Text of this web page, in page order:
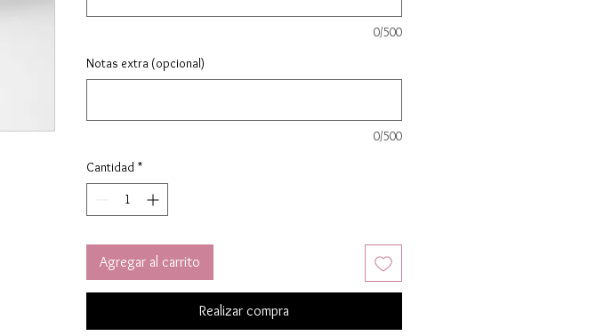
0/500
Notas extra (opcional)
0/500
Cantidad *
Agregar al carrito
Realizar compra